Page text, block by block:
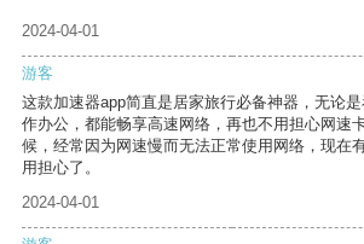
2024-04-01
游客
这款加速器app简直是居家旅行必备神器，无论
作办公，都能畅享高速网络，再也不用担心网速
候，经常因为网速慢而无法正常使用网络，现在
用担心了。
2024-04-01